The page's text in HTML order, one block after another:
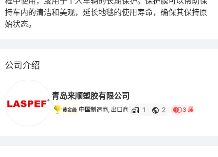
持车内的清洁和美观，延长地毯的使用寿命，确保其保持原
始状态。
公司介绍
青岛来顺塑胶有限公司
黄金级 中国制造商, 出口商 1 2 3 届